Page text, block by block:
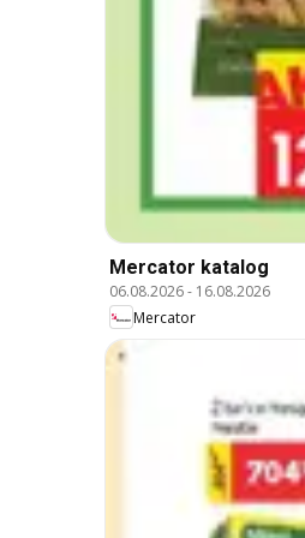
Mercator katalog
06.08.2026- 16.08.2026
Mercator